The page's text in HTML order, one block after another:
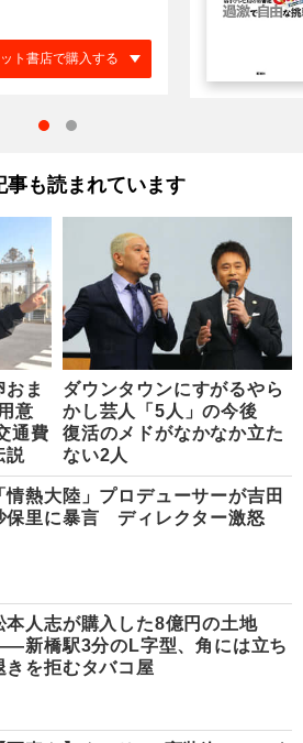
ト書店で購入する
事も読まれています
ま
意
通費
説
ダウンタウンにすがるやら
かし芸人「5人」の今後
復活のメドがなかなか立た
ない2人
情熱大陸」プロデューサーが吉田
保里に暴言 ディレクター激怒
本人志が購入した8億円の土地
新橋駅3分のL字型、角には立ち
きを拒むタバコ屋